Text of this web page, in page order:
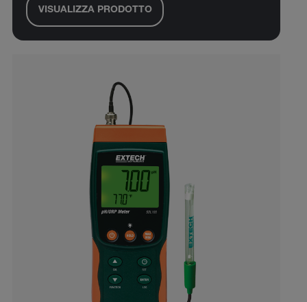
VISUALIZZA PRODOTTO